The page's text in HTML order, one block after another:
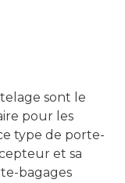
sont le
pour les
type de porte-
et sa
bagages